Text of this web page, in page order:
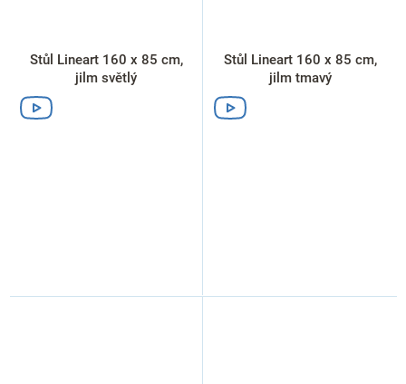
Stůl Lineart 160 x 85 cm,
jilm světlý
Stůl Lineart 160 x 85 cm,
jilm tmavý